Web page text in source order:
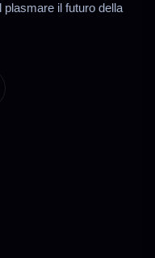
il futuro della